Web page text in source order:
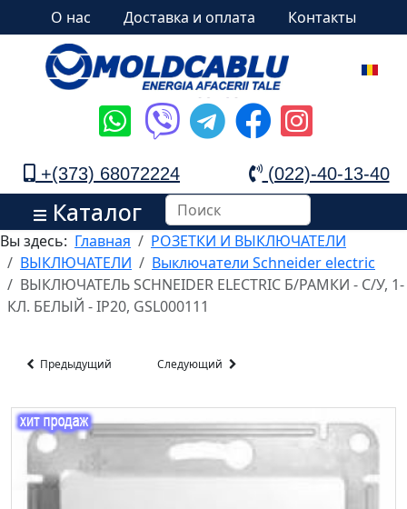
О нас Доставка и оплата Контакты
+(373) 68072224 (022)-40-13-40
Каталог
Вы здесь: Главная
РОЗЕТКИ И ВЫКЛЮЧАТЕЛИ
ВЫКЛЮЧАТЕЛИ
Выключатели Schneider electric
ВЫКЛЮЧАТЕЛЬ SCHNEIDER ELECTRIC Б/РАМКИ - С/У, 1-
КЛ. БЕЛЫЙ - IP20, GSL000111
Предыдущий Следующий